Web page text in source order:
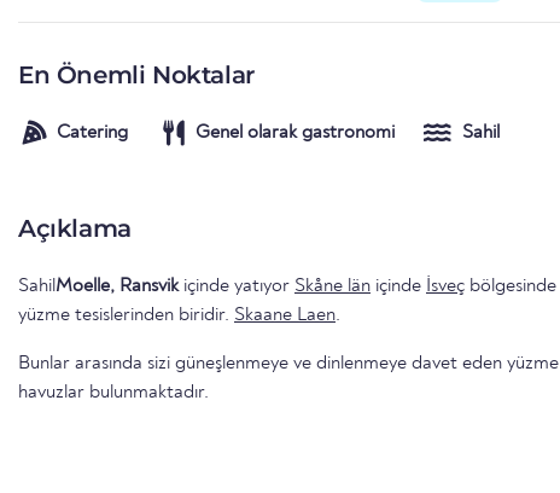
En Önemli Noktalar
Catering Genel olarak gastronomi Sahil
Açıklama
Sahil Moelle, Ransvikiçinde yatıyor Skåne län içinde İsveç
yüzme tesislerinden biridir. Skaane Laen.
Bunlar arasında sizi güneşlenmeye ve dinlenmeye davet eden
havuzlar bulunmaktadır.